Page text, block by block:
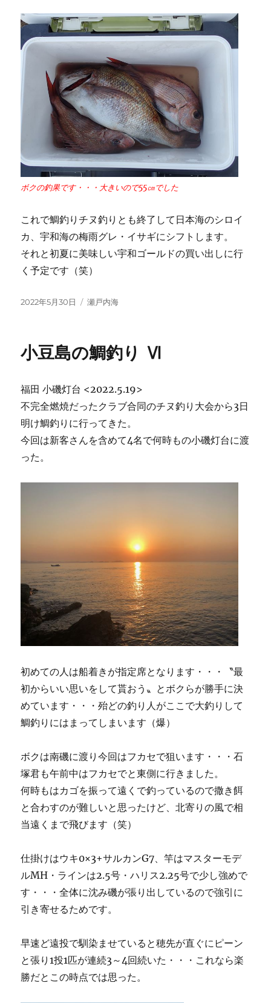
ボクの釣果です・・・大きいので55㎝でした
これで鯛釣りチヌ釣りとも終了して日本海のシロイ
カ、宇和海の梅雨グレ・イサギにシフトします。
それと初夏に美味しい宇和ゴールドの買い出しに行
く予定です（笑）
投
2022年5月30日
カ
ー
瀬戸内海
小豆島の鯛釣り Ⅵ
福田 小磯灯台 <2022.5.19>
不完全燃焼だったクラブ合同のチヌ釣り大会から3日
明け鯛釣りに行ってきた。
今回は新客さんを含めて4名で何時もの小磯灯台に渡
った。
初めての人は船着きが指定席となります・・・〝最
初からいい思いをして貰おう〟とボクらが勝手に決
めています・・・殆どの釣り人がここで大釣りして
鯛釣りにはまってしまいます（爆）
ボクは南磯に渡り今回はフカセで狙います・・・石
塚君も午前中はフカセでと東側に行きました。
何時もはカゴを振って遠くで釣っているので撒き餌
と合わすのが難しいと思ったけど、北寄りの風で相
当遠くまで飛びます（笑）
仕掛けはウキ0×3+サルカンG7、竿はマスターモデ
ルMH・ラインは2.5号・ハリス2.25号で少し強めで
す・・・全体に沈み磯が張り出しているので強引に
引き寄せるためです。
早速ど遠投で馴染ませていると穂先が直ぐにピーン
と張り1投1匹が連続3～4回続いた・・・これなら楽
勝だとこの時点では思った。